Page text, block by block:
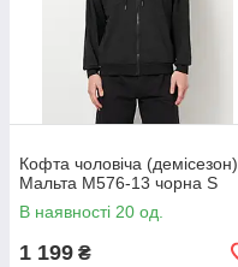
Кофта чоловіча (демісезон)
Мальта М576-13 чорна S
В наявності 20 од.
1 199 ₴